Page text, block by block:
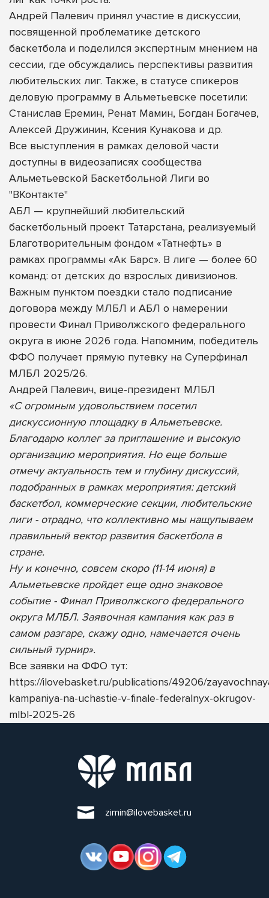
Андрей Палевич принял участие в дискуссии,
посвященной проблематике детского
баскетбола и поделился экспертным мнением на
сессии, где обсуждались перспективы развития
любительских лиг. Также, в статусе спикеров
деловую программу в Альметьевске посетили:
Станислав Еремин, Ренат Мамин, Богдан Богачев,
Алексей Дружинин, Ксения Кунакова и др.
Все выступления в рамках деловой части
доступны в видеозаписях сообщества
Альметьевской Баскетбольной Лиги во
"ВКонтакте"
АБЛ — крупнейший любительский
баскетбольный проект Татарстана, реализуемый
Благотворительным фондом «Татнефть» в
рамках программы «Ак Барс». В лиге — более 60
команд: от детских до взрослых дивизионов.
Важным пунктом поездки стало подписание
договора между МЛБЛ и АБЛ о намерении
провести Финал Приволжского федерального
округа в июне 2026 года. Напомним, победитель
ФФО получает прямую путевку на Суперфинал
МЛБЛ 2025/26.
Андрей Палевич, вице-президент МЛБЛ
«С огромным удовольствием посетил
дискуссионную площадку в Альметьевске.
Благодарю коллег за приглашение и высокую
организацию мероприятия. Но еще больше
отмечу актуальность тем и глубину дискуссий,
подобранных в рамках мероприятия: детский
баскетбол, коммерческие секции, любительские
лиги - отрадно, что коллективно мы нащупываем
правильный вектор развития баскетбола в
стране.
Ну и конечно, совсем скоро (11-14 июня) в
Альметьевске пройдет еще одно знаковое
событие - Финал Приволжского федерального
округа МЛБЛ. Заявочная кампания как раз в
самом разгаре, скажу одно, намечается очень
сильный турнир».
Все заявки на ФФО тут:
https://ilovebasket.ru/publications/49206/
kampaniya-na-uchastie-v-finale-federalnyx-okrugov-
mlbl-2025-26
zimin@ilovebasket.ru